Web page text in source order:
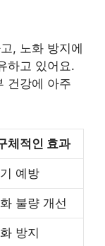
, 노화 방지에
하고 있어요.
건강에 아주
체적인 효과
예방
불량 개선
방지